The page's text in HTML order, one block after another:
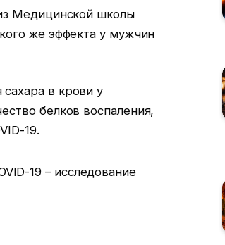
Медицинской школы
же эффекта у мужчин
в крови у
белков воспаления,
19.